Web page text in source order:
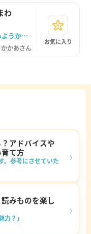
わ
「白いのと黒いので分けてみようかな」
かあさん
お気に入り
アドバイスや
て方
。参考にさせていた
›
みものを楽し
力？」
›